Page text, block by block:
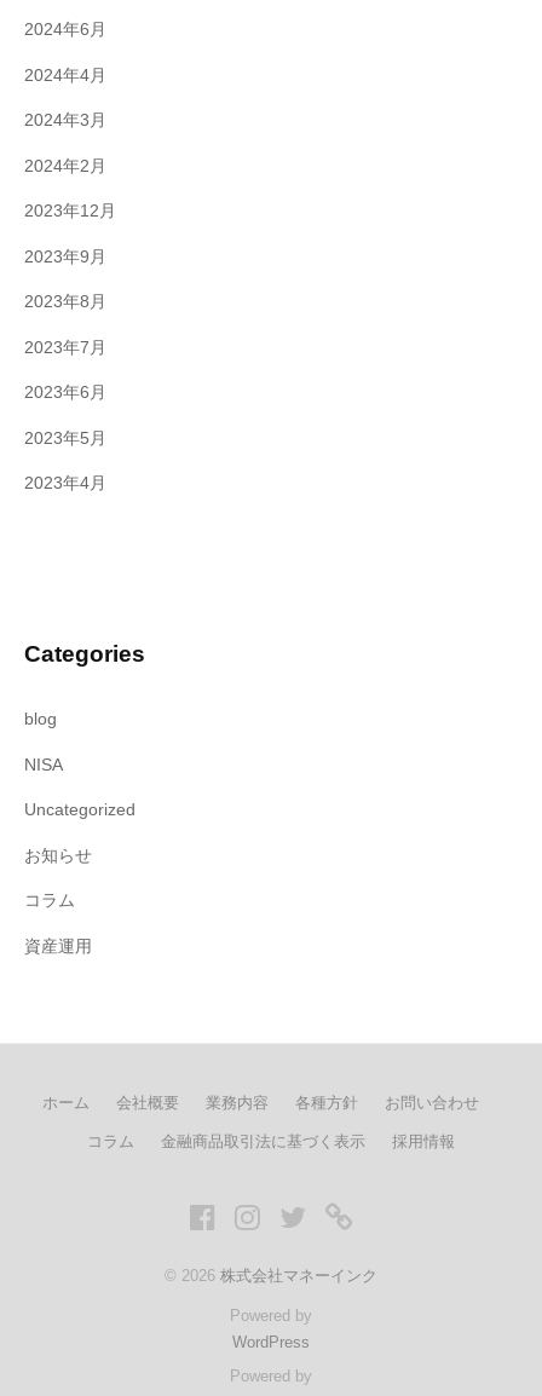
2024年6月
2024年4月
2024年3月
2024年2月
2023年12月
2023年9月
2023年8月
2023年7月
2023年6月
2023年5月
2023年4月
Categories
blog
NISA
Uncategorized
お知らせ
コラム
資産運用
ホーム 会社概要 業務内容 各種方針 お問い合わせ
コラム 金融商品取引法に基づく表示 採用情報
FacebookInstagram
twitter
© 2026 株式会社マネーインク
Powered by
WordPress
Powered by